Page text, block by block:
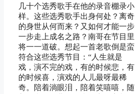
几十个选秀歌手在他的录音棚录小
样。这些选秀歌手出身何处？离奇
的身世从何而来？又如何才能一步
一步走上成名之路？南哥在节目里
将一一道破。想起一首老歌倒是蛮
符合这些选秀节目：“人生就是
戏，演不完的戏，有的时候悲，有
的时候喜，演戏的人儿最呀最稀
奇。陪着淌眼泪，陪着笑嘻嘻，随